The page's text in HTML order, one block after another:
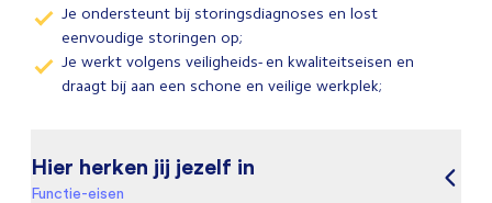
Je ondersteunt bij storingsdiagnoses en lost
eenvoudige storingen op;
Je werkt volgens veiligheids- en kwaliteitseisen en
draagt bij aan een schone en veilige werkplek;
Hier herken jij jezelf in
Functie-eisen